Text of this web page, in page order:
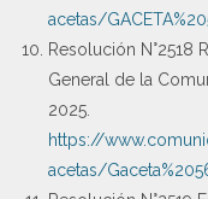
acetas/
Resolución N°2518
General de la
2025.
https://
acetas/